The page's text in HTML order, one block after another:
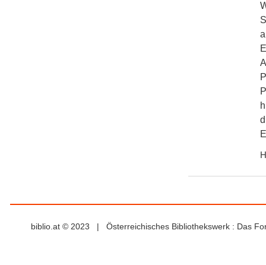
biblio.at © 2023 | Österreichisches Bibliothekswerk : Das